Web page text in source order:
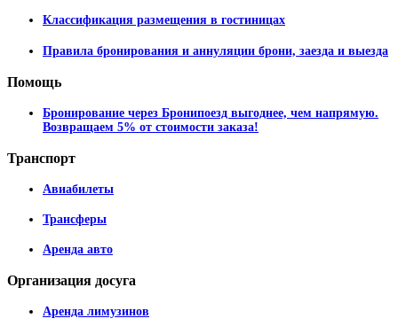
Классификация размещения в гостиницах
Правила бронирования и аннуляции брони, заезда и выезда
Помощь
Бронирование через Бронипоезд выгоднее, чем напрямую.
Возвращаем 5% от стоимости заказа!
Транспорт
Авиабилеты
Трансферы
Аренда авто
Организация досуга
Аренда лимузинов